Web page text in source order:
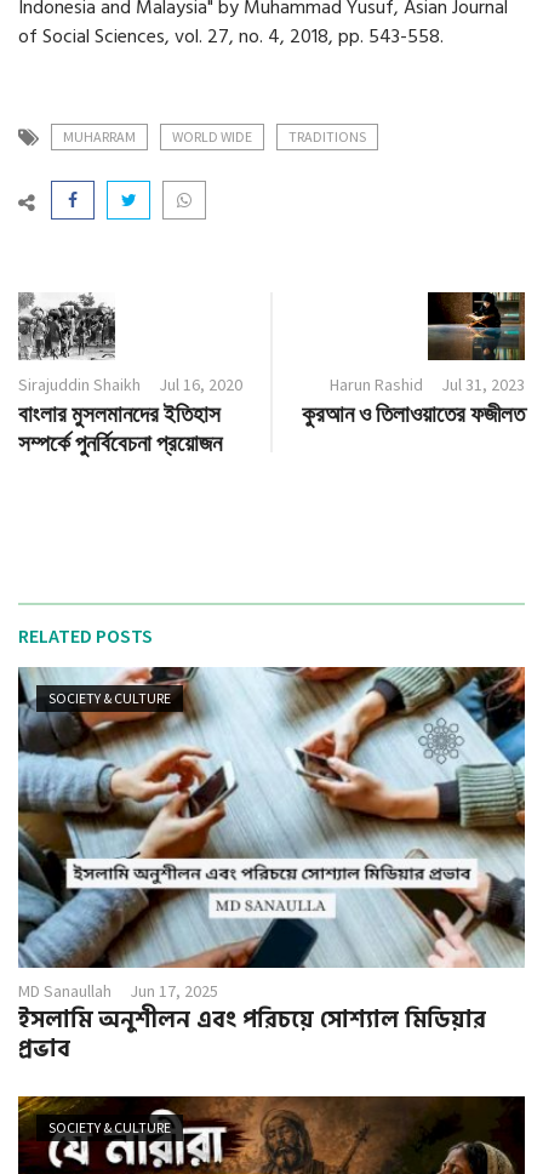
Indonesia and Malaysia" by Muhammad Yusuf, Asian Journal
of Social Sciences, vol. 27, no. 4, 2018, pp. 543-558.
MUHARRAM WORLD WIDE TRADITIONS
Sirajuddin Shaikh Jul 16, 2020
বাংলার মুসলমানদের ইতিহাস
সম্পর্কে পুনর্বিবেচনা প্রয়োজন
Harun Rashid Jul 31, 2023
কুরআন ও তিলাওয়াতের ফজীলত
RELATED POSTS
SOCIETY & CULTURE
MD Sanaullah Jun 17, 2025
ইসলামি অনুশীলন এবং পরিচয়ে সোশ্যাল মিডিয়ার
প্রভাব
SOCIETY & CULTURE